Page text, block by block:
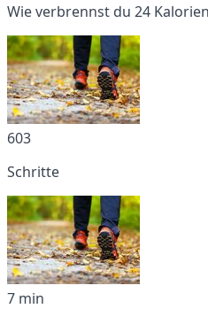
Wie verbrennst du 24
603
Schritte
7 min